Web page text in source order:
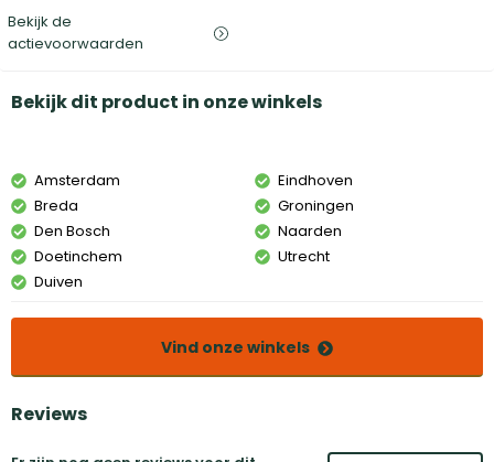
Bekijk de
actievoorwaarden
Bekijk dit product in onze winkels
Amsterdam
Breda
Den Bosch
Doetinchem
Duiven
Eindhoven
Groningen
Naarden
Utrecht
Vind onze winkels
Reviews